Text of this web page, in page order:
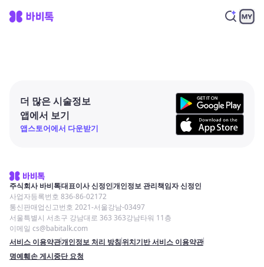
더 많은 시술정보
앱에서 보기
앱스토어에서 다운받기
주식회사 바비톡대표이사 신정인개인정보 관리책임자 신정인
사업자등록번호 836-86-02172
통신판매업신고번호 2021-서울강남-03497
서울특별시 서초구 강남대로 363 363강남타워 11층
이메일 cs@babitalk.com
서비스 이용약관개인정보 처리 방침위치기반 서비스 이용약관
명예훼손 게시중단 요청